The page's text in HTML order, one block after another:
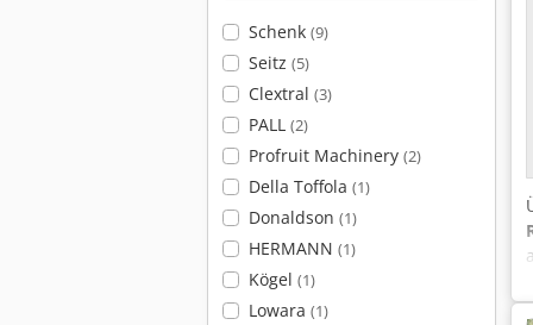
Schenk (9)
Seitz (5)
Clextral (3)
PALL (2)
Profruit Machinery (2)
Della Toffola (1)
Donaldson (1)
HERMANN (1)
Kögel (1)
Lowara (1)